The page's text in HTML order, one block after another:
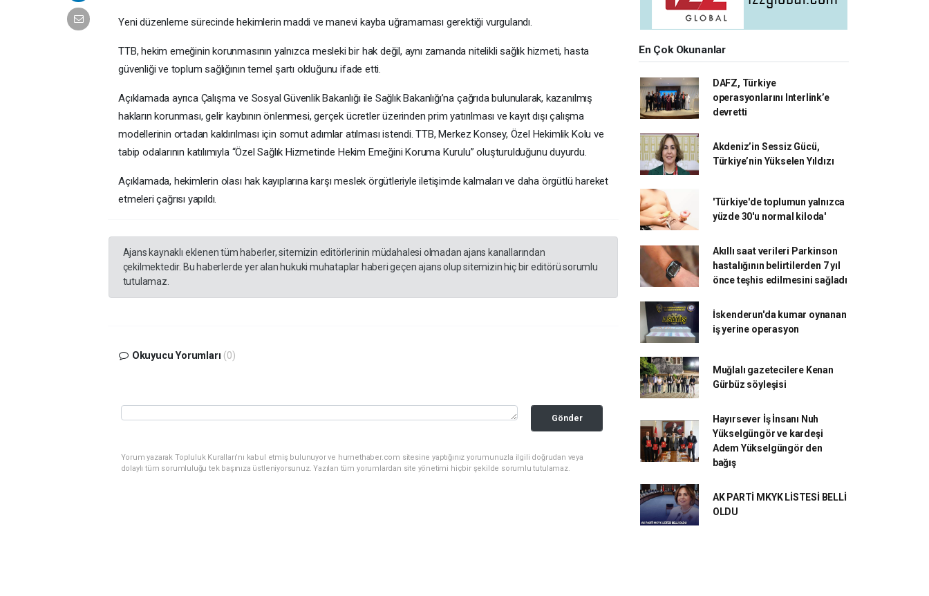
Yeni düzenleme sürecinde hekimlerin maddi ve manevi kayba uğramaması gerektiği vurgulandı.
TTB, hekim emeğinin korunmasının yalnızca mesleki bir hak değil, aynı zamanda nitelikli sağlık hizmeti, hasta
güvenliği ve toplum sağlığının temel şartı olduğunu ifade etti.
Açıklamada ayrıca Çalışma ve Sosyal Güvenlik Bakanlığı ile Sağlık Bakanlığı’na çağrıda bulunularak, kazanılmış
hakların korunması, gelir kaybının önlenmesi, gerçek ücretler üzerinden prim yatırılması ve kayıt dışı çalışma
modellerinin ortadan kaldırılması için somut adımlar atılması istendi. TTB, Merkez Konsey, Özel Hekimlik Kolu ve
tabip odalarının katılımıyla “Özel Sağlık Hizmetinde Hekim Emeğini Koruma Kurulu” oluşturulduğunu duyurdu.
Açıklamada, hekimlerin olası hak kayıplarına karşı meslek örgütleriyle iletişimde kalmaları ve daha örgütlü hareket
etmeleri çağrısı yapıldı.
Ajans kaynaklı eklenen tüm haberler, sitemizin editörlerinin müdahalesi olmadan ajans kanallarından
çekilmektedir. Bu haberlerde yer alan hukuki muhataplar haberi geçen ajans olup sitemizin hiç bir editörü sorumlu
tutulamaz.
Okuyucu Yorumları (0)
Gönder
Yorum yazarak Topluluk Kuralları’nı kabul etmiş bulunuyor ve hurnethaber.com sitesine yaptığınız yorumunuzla ilgili doğrudan veya
dolaylı tüm sorumluluğu tek başınıza üstleniyorsunuz. Yazılan tüm yorumlardan site yönetimi hiçbir şekilde sorumlu tutulamaz.
En Çok Okunanlar
DAFZ, Türkiye
operasyonlarını Interlink’e
devretti
Akdeniz’in Sessiz Gücü,
Türkiye’nin Yükselen Yıldızı
'Türkiye'de toplumun yalnızca
yüzde 30'u normal kiloda'
Akıllı saat verileri Parkinson
hastalığının belirtilerden 7 yıl
önce teşhis edilmesini sağladı
İskenderun'da kumar oynanan
iş yerine operasyon
Muğlalı gazetecilere Kenan
Gürbüz söyleşisi
Hayırsever İş İnsanı Nuh
Yükselgüngör ve kardeşi
Adem Yükselgüngör den
bağış
AK PARTİ MKYK LİSTESİ BELLİ
OLDU